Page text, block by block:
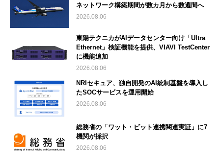
ネットワーク構築期間が数カ月から数週間へ
2026.08.06
東陽テクニカがAIデータセンター向け「Ultra
Ethernet」検証機能を提供、VIAVI TestCenter
に機能追加
2026.08.06
NRIセキュア、独自開発のAI統制基盤を導入し
たSOCサービスを運用開始
2026.08.06
総務省の「ワット・ビット連携関連実証」に7
機関が採択
2026.08.06